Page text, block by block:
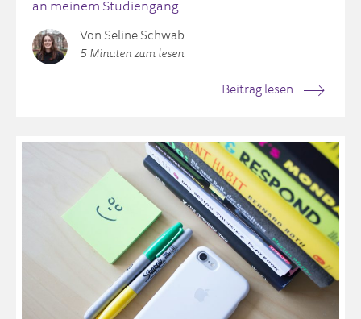
an meinem Studiengang...
Von Seline Schwab
5 Minuten zum lesen
Beitrag lesen